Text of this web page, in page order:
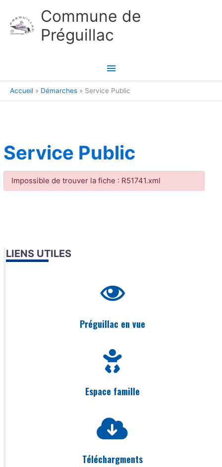
Commune de
Préguillac
Menu
principal
Accueil Démarches Service Public
Service Public
Impossible de trouver la fiche : R51741.xml
LIENS UTILES
Préguillac en vue
Espace famille
Téléchargments